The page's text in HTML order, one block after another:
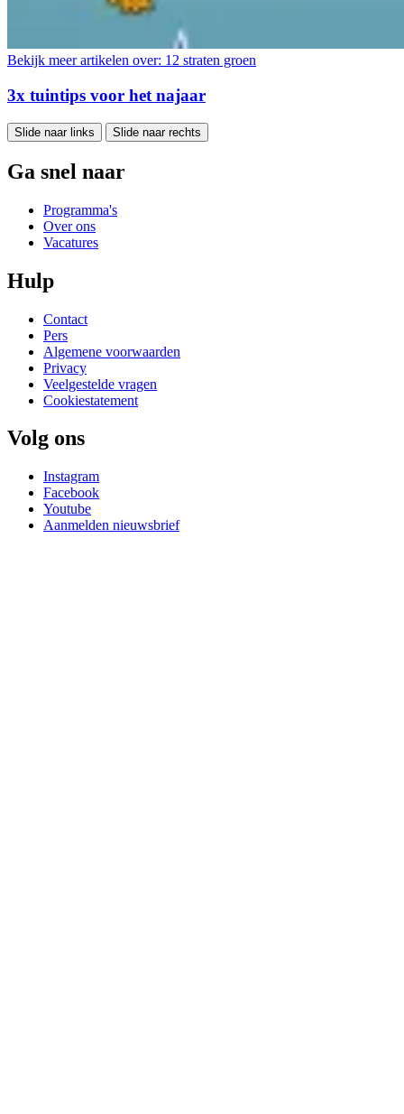
Bekijk meer artikelen over: 12 straten groen
3x tuintips voor het najaar
Slide naar links Slide naar rechts
Ga snel naar
Programma's
Over ons
Vacatures
Hulp
Contact
Pers
Algemene voorwaarden
Privacy
Veelgestelde vragen
Cookiestatement
Volg ons
Instagram
Facebook
Youtube
Aanmelden nieuwsbrief